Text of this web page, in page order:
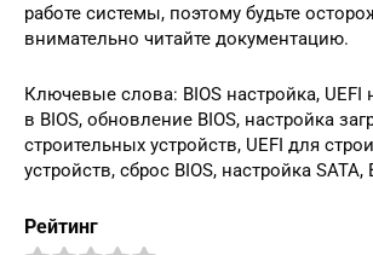
работе системы, поэтому будьте
внимательно читайте документацию.
Ключевые слова: BIOS настройка, UEFI
в BIOS, обновление BIOS, настройка
строительных устройств, UEFI для
устройств, сброс BIOS, настройка SATA,
Рейтинг